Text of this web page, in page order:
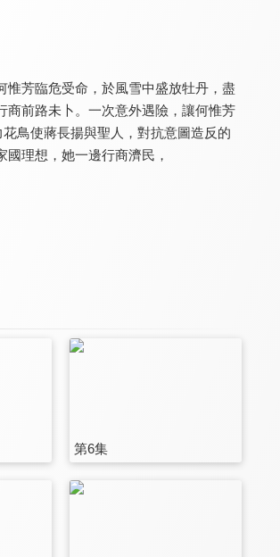
8.0
國色芳華(閩南語版)
全 32 集
8.6
青衿志
全 24 集
芳臨危受命，於風雪中盛放牡丹，盡
商前路未卜。一次意外遇險，讓何惟芳
鳥使蔣長揚與聖人，對抗意圖造反的
理想，她一邊行商濟民，
第6集